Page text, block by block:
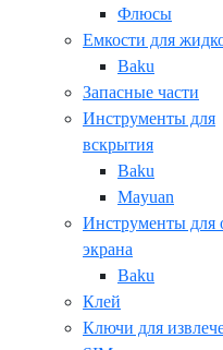
Флюсы
Емкости для
Baku
Запасные части
Инструменты для
вскрытия
Baku
Mayuan
Инструменты для
экрана
Baku
Клей
Ключи для